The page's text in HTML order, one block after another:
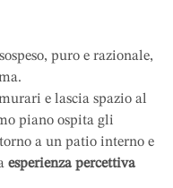
puro e razionale,
e lascia spazio al
piano ospita gli
a un patio interno e
esperienza percettiva